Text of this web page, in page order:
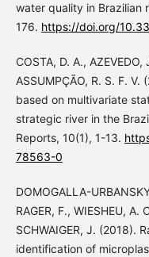
water quality in Brazilian
176. https://doi.org/
COSTA, D. A.,
ASSUMPÇÃO, R. S. F.
based on multivariate
strategic river in the
Reports, 10(1), 1-13.
78563-0
DOMOGALLA-
RAGER, F., WIESHEU, A.
SCHWAIGER, J. (2018).
identification of